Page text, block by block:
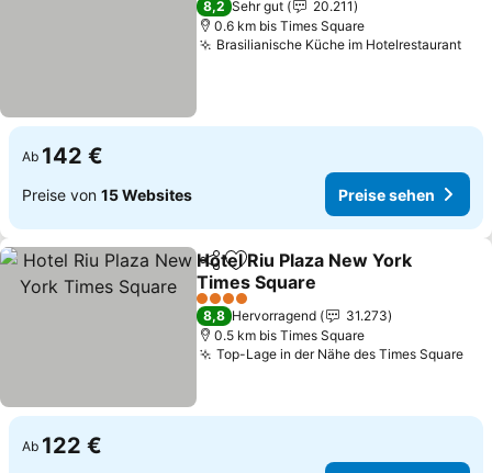
8,2 Sehr gut
20.211
0.6 km bis Times Square
Brasilianische Küche im Hotelrestaurant
Ab 142 €
Preise von 15 Websites Preise sehen
TeilenZu Favoriten hinzufügen
Hotel Riu Plaza New York
Times Square
Preise sehen
4 Sterne
8,8 Hervorragend
31.273
0.5 km bis Times Square
Top-Lage in der Nähe des Times Square
Ab 122 €